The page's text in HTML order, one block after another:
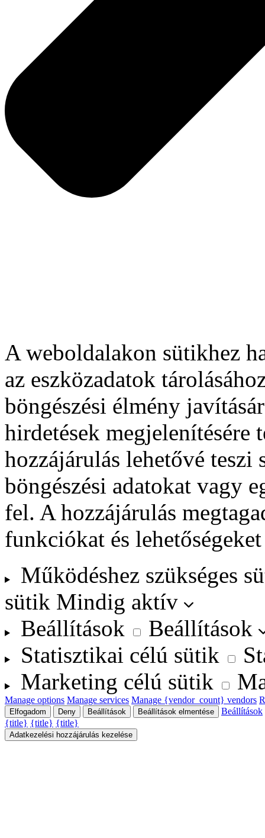
A weboldalakon sütikhez
az eszközadatok
böngészési élmény
hirdetések megjelenítésére
hozzájárulás lehetővé
böngészési adatokat vagy
fel. A hozzájárulás
funkciókat és
Működéshez szükséges
sütik Mindig aktív
Beállítások
Beállítások
Statisztikai célú sütik
Marketing célú sütik
Manage options Manage services Manage {vendor_count} vendors
Elfogadom Deny Beállítások Beállítások elmentése
Beállítások
{title} {title} {title}
Adatkezelési hozzájárulás kezelése